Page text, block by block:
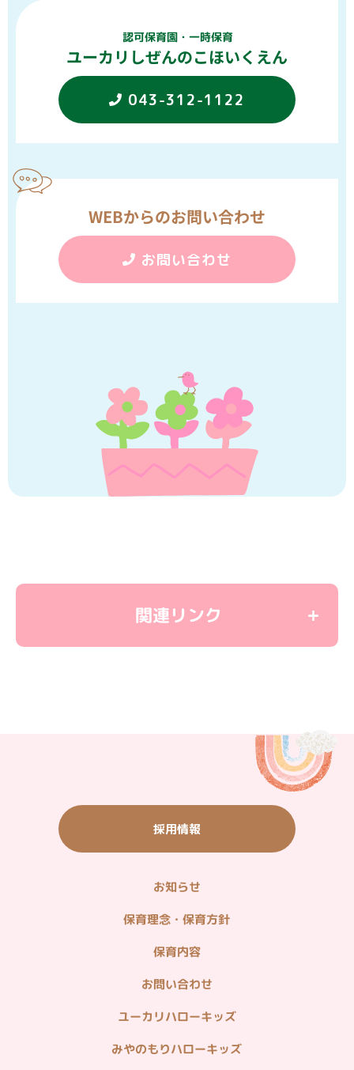
認可保育園・一時保育
ユーカリしぜんのこほいくえん
043-312-1122
WEBからのお問い合わせ
お問い合わせ
関連リンク
ご宿泊・ご飲食（ウィシュトンホテル）
タウン情報（グルメ・ショッピング他）
不動産情報（分譲・仲介・賃貸）
採用情報
お知らせ
保育理念・保育方針
保育内容
お問い合わせ
ユーカリハローキッズ
みやのもりハローキッズ